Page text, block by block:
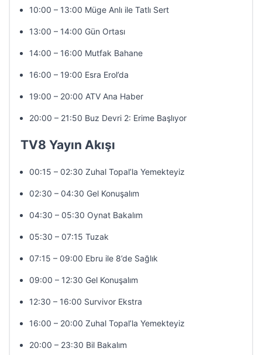
10:00 – 13:00 Müge Anlı ile Tatlı Sert
13:00 – 14:00 Gün Ortası
14:00 – 16:00 Mutfak Bahane
16:00 – 19:00 Esra Erol’da
19:00 – 20:00 ATV Ana Haber
20:00 – 21:50 Buz Devri 2: Erime Başlıyor
TV8 Yayın Akışı
00:15 – 02:30 Zuhal Topal’la Yemekteyiz
02:30 – 04:30 Gel Konuşalım
04:30 – 05:30 Oynat Bakalım
05:30 – 07:15 Tuzak
07:15 – 09:00 Ebru ile 8’de Sağlık
09:00 – 12:30 Gel Konuşalım
12:30 – 16:00 Survivor Ekstra
16:00 – 20:00 Zuhal Topal’la Yemekteyiz
20:00 – 23:30 Bil Bakalım